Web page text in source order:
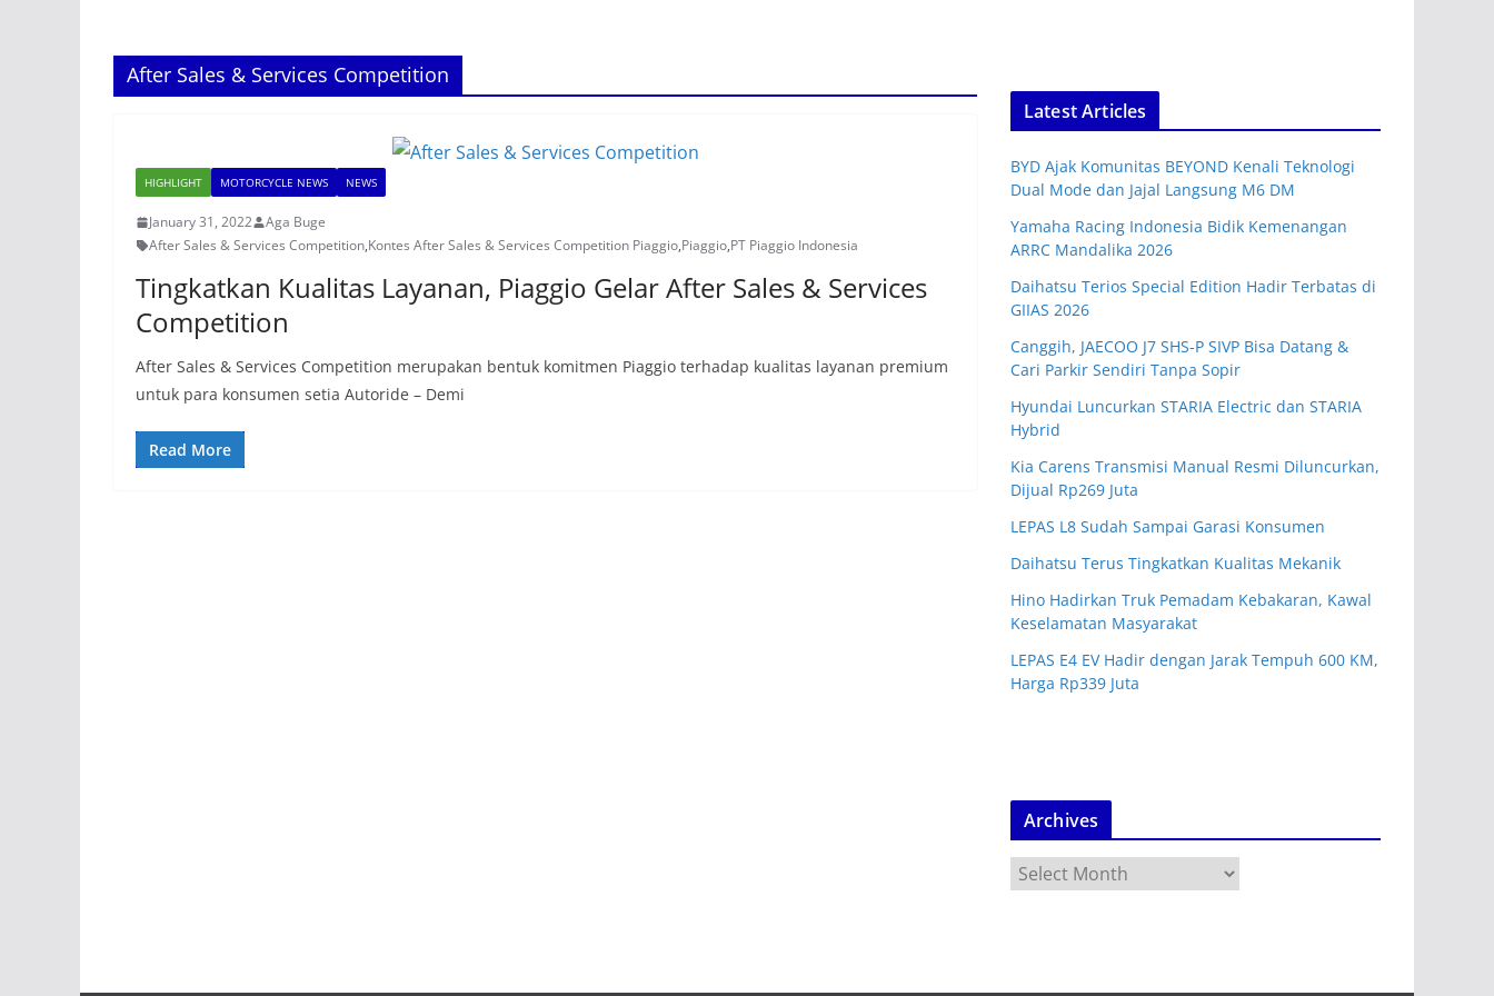
After Sales & Services Competition
HIGHLIGHT MOTORCYCLE NEWS NEWS
January 31, 2022
Aga Buge
After Sales & Services Competition,Kontes After Sales & Services Competition Piaggio,Piaggio,PT Piaggio Indonesia
Tingkatkan Kualitas Layanan, Piaggio Gelar After Sales & Services
Competition
After Sales & Services Competition merupakan bentuk komitmen Piaggio terhadap kualitas layanan premium
untuk para konsumen setia Autoride – Demi
Read More
Latest Articles
BYD Ajak Komunitas BEYOND Kenali Teknologi
Dual Mode dan Jajal Langsung M6 DM
Yamaha Racing Indonesia Bidik Kemenangan
ARRC Mandalika 2026
Daihatsu Terios Special Edition Hadir Terbatas di
GIIAS 2026
Canggih, JAECOO J7 SHS-P SIVP Bisa Datang &
Cari Parkir Sendiri Tanpa Sopir
Hyundai Luncurkan STARIA Electric dan STARIA
Hybrid
Kia Carens Transmisi Manual Resmi Diluncurkan,
Dijual Rp269 Juta
LEPAS L8 Sudah Sampai Garasi Konsumen
Daihatsu Terus Tingkatkan Kualitas Mekanik
Hino Hadirkan Truk Pemadam Kebakaran, Kawal
Keselamatan Masyarakat
LEPAS E4 EV Hadir dengan Jarak Tempuh 600 KM,
Harga Rp339 Juta
Archives
r